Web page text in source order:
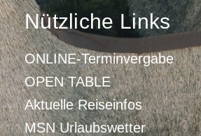
Nützliche Links
ONLINE-Terminvergabe
OPEN TABLE
Aktuelle Reiseinfos
MSN Urlaubswetter